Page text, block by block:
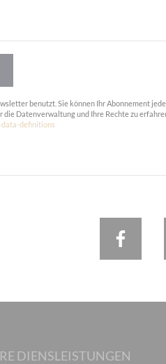
benutzt. Sie können Ihr Abonnement
Datenverwaltung und Ihre Rechte zu
definitions
DIENSLEISTUNGEN